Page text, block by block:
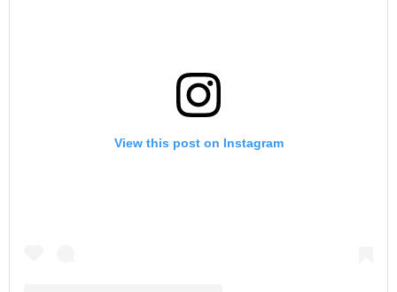
View this post on Instagram